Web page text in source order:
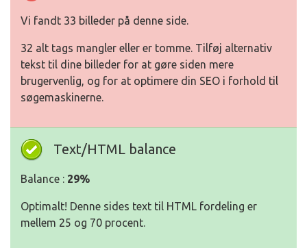
Vi fandt 33 billeder på denne side.
32 alt tags mangler eller er tomme. Tilføj alternativ
tekst til dine billeder for at gøre siden mere
brugervenlig, og for at optimere din SEO i forhold til
søgemaskinerne.
Text/HTML balance
Balance : 29%
Optimalt! Denne sides text til HTML fordeling er
mellem 25 og 70 procent.